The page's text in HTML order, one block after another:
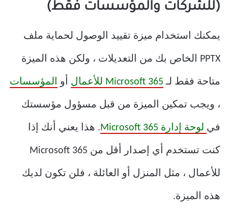
(للشركات والمؤسسات فقط)
يمكنك استخدام ميزة تقييد الوصول لحماية ملف
PPTX الخاص بك من التعديلات ، ولكن هذه الميزة
متاحة فقط لـ Microsoft 365 للأعمال أو المؤسسات
، ويجب تمكين الميزة من قبل مسؤول مؤسستك
في لوحة إدارة Microsoft 365 . هذا يعني أنك إذا
كنت تستخدم أي إصدار أقل من Microsoft 365
للأعمال ، مثل المنزل أو العائلة ، فلن تكون لديك
هذه الميزة.